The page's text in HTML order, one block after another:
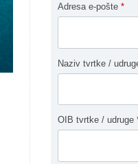
Adresa e-pošte *
Naziv tvrtke /
OIB tvrtke / udruge